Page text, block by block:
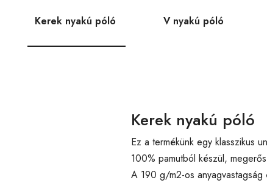
Kerek nyakú póló V nyakú póló
Kerek nyakú póló
Ez a termékünk egy klasszikus
100% pamutból készül,
A 190 g/m2-os